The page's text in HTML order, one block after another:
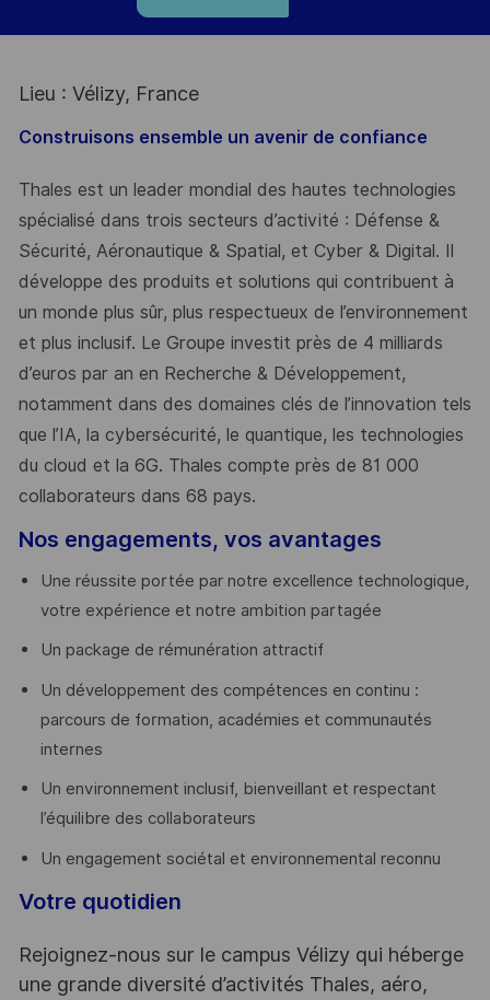
Lieu : Vélizy, France
Construisons ensemble un avenir de confiance
Thales est un leader mondial des hautes technologies
spécialisé dans trois secteurs d’activité : Défense &
Sécurité, Aéronautique & Spatial, et Cyber & Digital. Il
développe des produits et solutions qui contribuent à
un monde plus sûr, plus respectueux de l’environnement
et plus inclusif. Le Groupe investit près de 4 milliards
d’euros par an en Recherche & Développement,
notamment dans des domaines clés de l’innovation tels
que l’IA, la cybersécurité, le quantique, les technologies
du cloud et la 6G. Thales compte près de 81 000
collaborateurs dans 68 pays.
Nos engagements, vos avantages
Une réussite portée par notre excellence technologique,
votre expérience et notre ambition partagée
Un package de rémunération attractif
Un développement des compétences en continu :
parcours de formation, académies et communautés
internes
Un environnement inclusif, bienveillant et respectant
l’équilibre des collaborateurs
Un engagement sociétal et environnemental reconnu
Votre quotidien
Rejoignez-nous sur le campus Vélizy qui héberge
une grande diversité d’activités Thales, aéro,